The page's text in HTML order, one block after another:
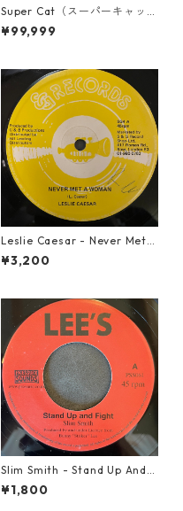
Super Cat（スーパーキャッ
ト） - Don Dada【7inch】
¥99,999
Leslie Caesar - Never Met A
Woman【12-50067】
¥3,200
Slim Smith - Stand Up And F
ight 【7-21832】
¥1,800